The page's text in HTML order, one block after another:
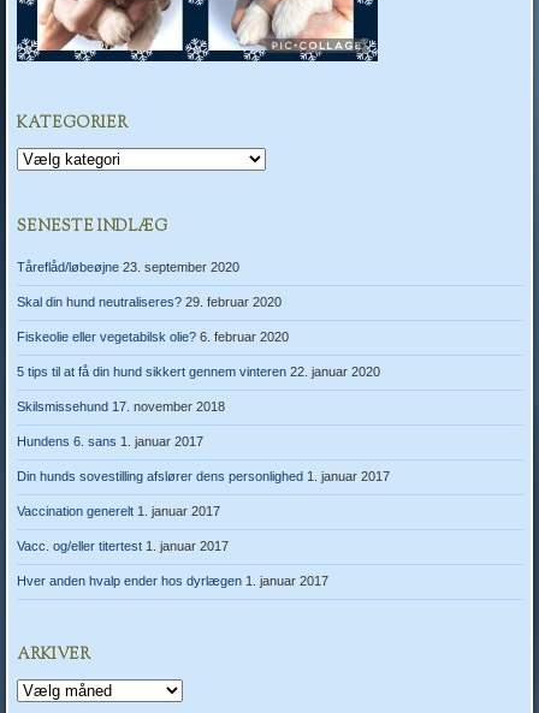
KATEGORIER
Kategorier
SENESTE INDLÆG
Tåreflåd/løbeøjne 23. september 2020
Skal din hund neutraliseres? 29. februar 2020
Fiskeolie eller vegetabilsk olie? 6. februar 2020
5 tips til at få din hund sikkert gennem vinteren 22. januar 2020
Skilsmissehund 17. november 2018
Hundens 6. sans 1. januar 2017
Din hunds sovestilling afslører dens personlighed 1. januar 2017
Vaccination generelt 1. januar 2017
Vacc. og/eller titertest 1. januar 2017
Hver anden hvalp ender hos dyrlægen 1. januar 2017
ARKIVER
Arkiver